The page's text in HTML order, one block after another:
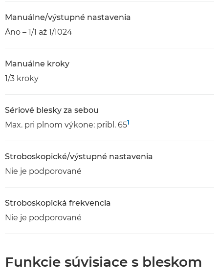
Manuálne/výstupné nastavenia
Áno – 1/1 až 1/1024
Manuálne kroky
1/3 kroky
Sériové blesky za sebou
Max. pri plnom výkone: pribl. 651
Stroboskopické/výstupné nastavenia
Nie je podporované
Stroboskopická frekvencia
Nie je podporované
Funkcie súvisiace s bleskom